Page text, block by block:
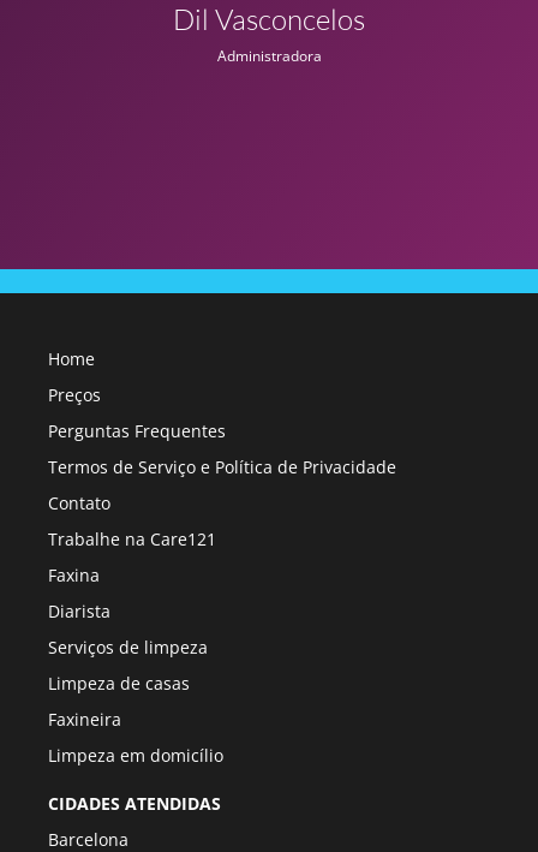
Dil Vasconcelos
Administradora
Home
Preços
Perguntas Frequentes
Termos de Serviço e Política de Privacidade
Contato
Trabalhe na Care121
Faxina
Diarista
Serviços de limpeza
Limpeza de casas
Faxineira
Limpeza em domicílio
CIDADES ATENDIDAS
Barcelona